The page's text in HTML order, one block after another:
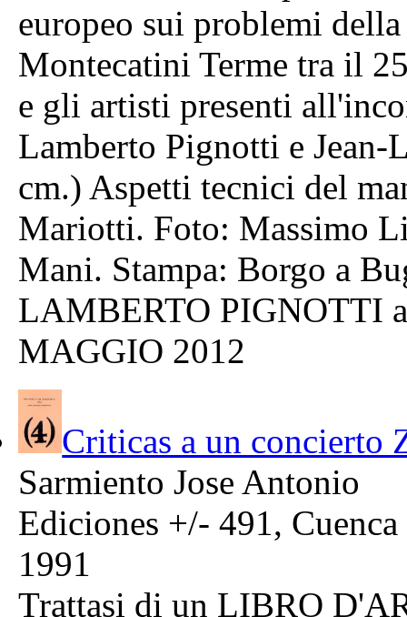
europeo sui problemi
Montecatini Terme tra il
e gli artisti presenti
Lamberto Pignotti e
cm.) Aspetti tecnici del
Mariotti. Foto: Massimo
Mani. Stampa: Borgo a
LAMBERTO PIGNOTTI
MAGGIO 2012
Criticas a un concierto
Sarmiento Jose Antonio
Ediciones +/- 491, Cuenca
1991
Trattasi di un LIBRO